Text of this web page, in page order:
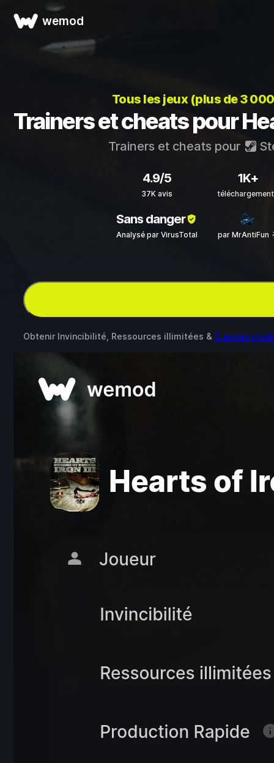
wemod
Tous les jeux (plus de 3
Trainers et cheats pour
Trainers et cheats pour
4.9/5
37K avis
1K+
Sans danger
Analysé par VirusTotal par MrAntiFun
Obtenir Invincibilité, Ressources illimitées & 2 autres